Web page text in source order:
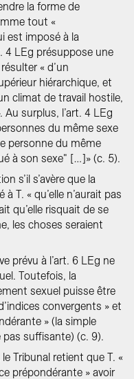
la forme de
tout «
est imposé à la
4 LEg présuppose une
« d’un
hiérarchique, et
climat de travail hostile,
surplus, l’art. 4 LEg
du même sexe
personne du même
à son sexe" […]» (c. 5).
s’il s’avère que la
T. « qu’elle n’aurait pas
qu’elle risquait de se
les choses seraient
prévu à l’art. 6 LEg ne
Toutefois, la
sexuel puisse être
convergents » et
» (la simple
pas suffisante) (c. 9).
Tribunal retient que T. «
prépondérante » avoir